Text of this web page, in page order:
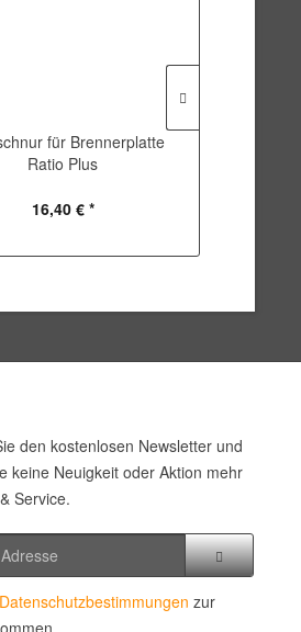
für Brennerplatte
Ratio Plus
16,40 € *
den kostenlosen Newsletter und
keine Neuigkeit oder Aktion mehr
Service.
Datenschutzbestimmungen zur